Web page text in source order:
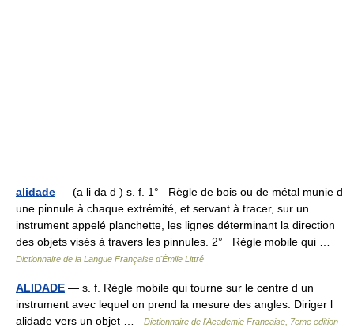
alidade — (a li da d ) s. f. 1° Règle de bois ou de métal munie d
une pinnule à chaque extrémité, et servant à tracer, sur un
instrument appelé planchette, les lignes déterminant la direction
des objets visés à travers les pinnules. 2° Règle mobile qui …
Dictionnaire de la Langue Française d'Émile Littré
ALIDADE — s. f. Règle mobile qui tourne sur le centre d un
instrument avec lequel on prend la mesure des angles. Diriger l
alidade vers un objet …
Dictionnaire de l'Academie Francaise, 7eme edition